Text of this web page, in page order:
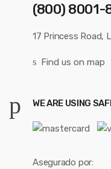
(800) 8001-
17 Princess Road,
Find us on map
WE ARE USING
Asegurado por: